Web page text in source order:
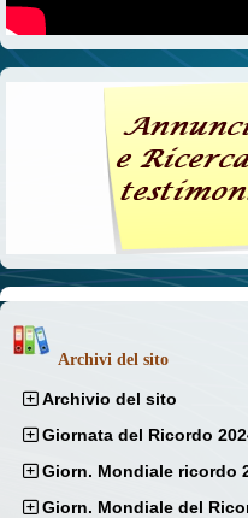
Archivi del sito
Archivio del sito
Giornata del Ricordo
Giorn. Mondiale ricordo
Giorn. Mondiale del